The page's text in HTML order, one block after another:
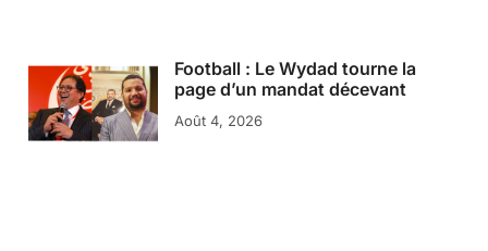
Football : Le Wydad tourne la
page d’un mandat décevant
Août 4, 2026